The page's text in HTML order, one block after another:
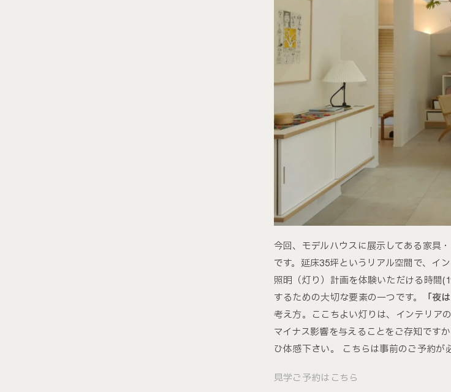
今回、モデルハウスに展示してある家具
です。延床35坪というリアル空間で、イ
照明（灯り）計画を体験いただける時間
するための大切な要素の一つです。
「夜
考え方。ここちよい灯りは、インテリア
マイナス影響を与えることをご存知です
ひ体感下さい。 こちらは事前のご予約が
見学ご予約はこちら